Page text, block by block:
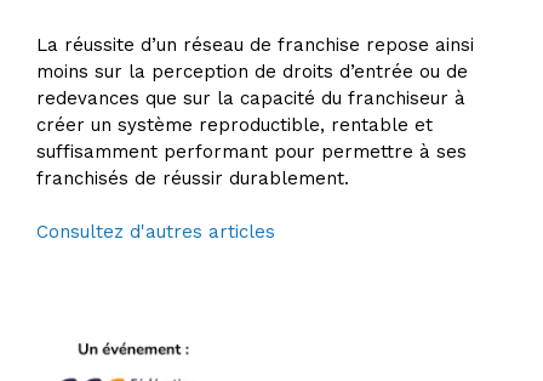
La réussite d’un réseau de franchise repose ainsi
moins sur la perception de droits d’entrée ou de
redevances que sur la capacité du franchiseur à
créer un système reproductible, rentable et
suffisamment performant pour permettre à ses
franchisés de réussir durablement.
Consultez d'autres articles